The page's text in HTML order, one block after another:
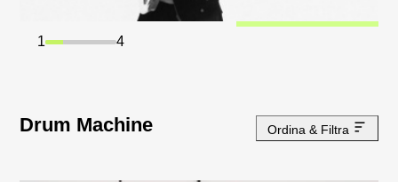
1 4
Drum Machine Ordina & Filtra